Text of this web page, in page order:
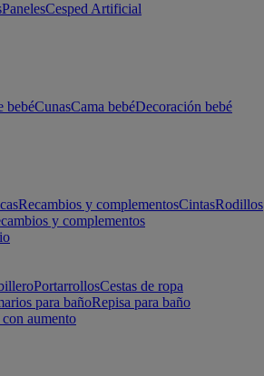
PanelesCesped Artificial
bebéCunasCama bebéDecoración bebé
Recambios y complementosCintasRodillos
y complementos
PortarrollosCestas de ropa
para bañoRepisa para baño
aumento